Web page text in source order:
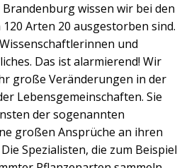
wissen wir bei den
Arten 20 ausgestorben sind.
und
Das ist alarmierend! Wir
große Veränderungen in der
Lebensgemeinschaften. Sie
der sogenannten
großen Ansprüche an ihren
Spezialisten, die zum Beispiel